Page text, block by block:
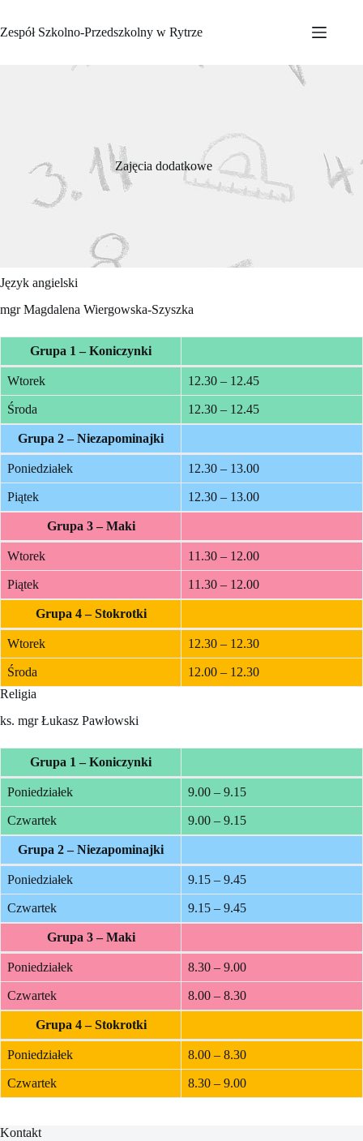
treści
Zespół Szkolno-Przedszkolny w Rytrze
Zajęcia dodatkowe
Język angielski
mgr Magdalena Wiergowska-Szyszka
Grupa 1 – Koniczynki
Wtorek 12.30 – 12.45
Środa 12.30 – 12.45
Grupa 2 – Niezapominajki
Poniedziałek 12.30 – 13.00
Piątek 12.30 – 13.00
Grupa 3 – Maki
Wtorek 11.30 – 12.00
Piątek 11.30 – 12.00
Grupa 4 – Stokrotki
Wtorek 12.30 – 12.30
Środa
12.00 – 12.30
Religia
ks. mgr Łukasz Pawłowski
Grupa 1 – Koniczynki
Poniedziałek 9.00 – 9.15
Czwartek 9.00 – 9.15
Grupa 2 – Niezapominajki
Poniedziałek 9.15 – 9.45
Czwartek 9.15 – 9.45
Grupa 3 – Maki
Poniedziałek 8.30 – 9.00
Czwartek 8.00 – 8.30
Grupa 4 – Stokrotki
Poniedziałek 8.00 – 8.30
Czwartek 8.30 – 9.00
Kontakt